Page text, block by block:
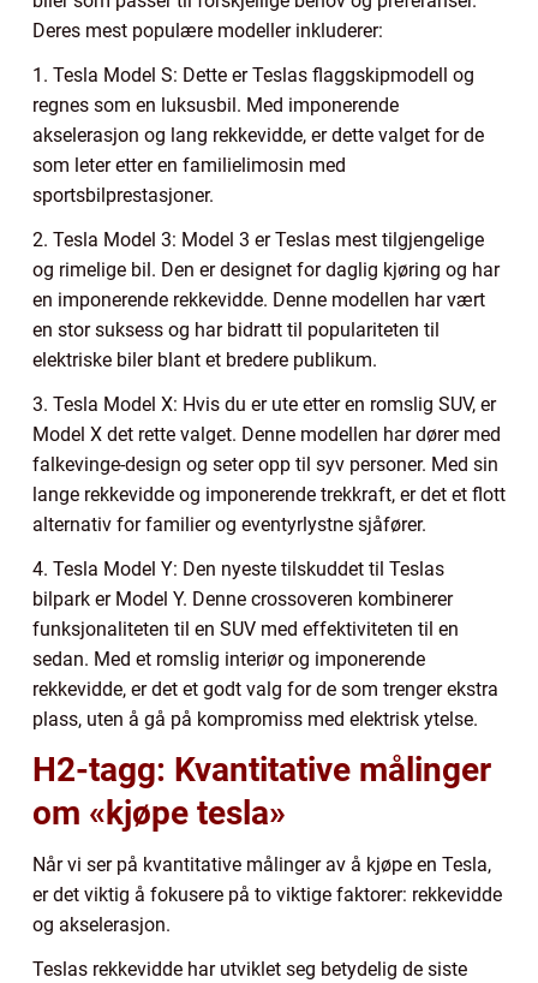
Deres mest populære modeller inkluderer:
1. Tesla Model S: Dette er Teslas flaggskipmodell og
regnes som en luksusbil. Med imponerende
akselerasjon og lang rekkevidde, er dette valget for de
som leter etter en familielimosin med
sportsbilprestasjoner.
2. Tesla Model 3: Model 3 er Teslas mest tilgjengelige
og rimelige bil. Den er designet for daglig kjøring og har
en imponerende rekkevidde. Denne modellen har vært
en stor suksess og har bidratt til populariteten til
elektriske biler blant et bredere publikum.
3. Tesla Model X: Hvis du er ute etter en romslig SUV, er
Model X det rette valget. Denne modellen har dører med
falkevinge-design og seter opp til syv personer. Med sin
lange rekkevidde og imponerende trekkraft, er det et flott
alternativ for familier og eventyrlystne sjåfører.
4. Tesla Model Y: Den nyeste tilskuddet til Teslas
bilpark er Model Y. Denne crossoveren kombinerer
funksjonaliteten til en SUV med effektiviteten til en
sedan. Med et romslig interiør og imponerende
rekkevidde, er det et godt valg for de som trenger ekstra
plass, uten å gå på kompromiss med elektrisk ytelse.
H2-tagg: Kvantitative målinger
om «kjøpe tesla»
Når vi ser på kvantitative målinger av å kjøpe en Tesla,
er det viktig å fokusere på to viktige faktorer: rekkevidde
og akselerasjon.
Teslas rekkevidde har utviklet seg betydelig de siste